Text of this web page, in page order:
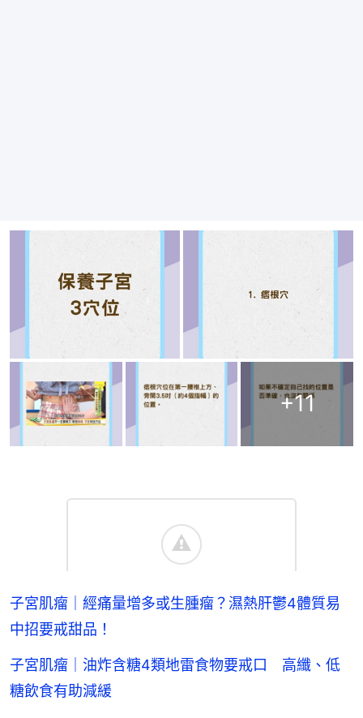
+11
子宮肌瘤｜經痛量增多或生腫瘤？濕熱肝鬱4體質易
中招要戒甜品！
子宮肌瘤｜油炸含糖4類地雷食物要戒口 高纖、低
糖飲食有助減緩